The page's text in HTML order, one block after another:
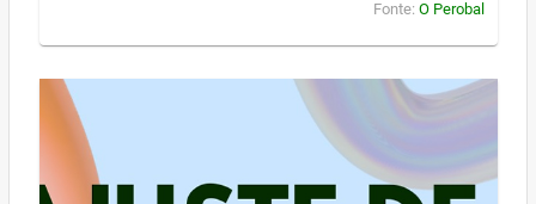
Fonte: O Perobal